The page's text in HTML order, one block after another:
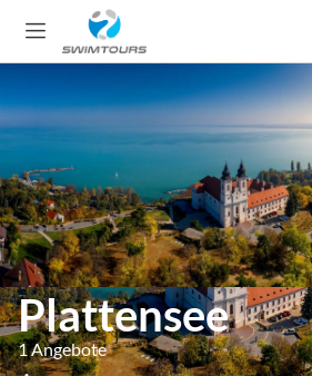
Plattensee
1 Angebote